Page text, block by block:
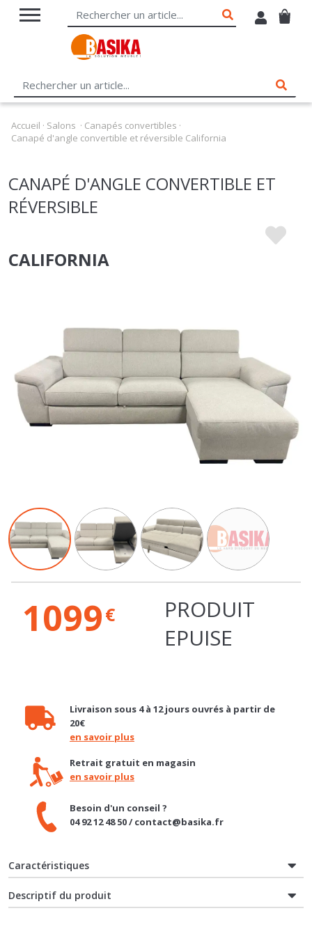
Accueil·Salons ·Canapés convertibles
Canapé d'angle convertible et réversible California
CANAPÉ D'ANGLE CONVERTIBLE ET
RÉVERSIBLE
1099€
PRODUIT
EPUISE
en savoir plus
Retrait gratuit en magasin
en savoir plus
Besoin d'un conseil ?
Caractéristiques
Descriptif du produit